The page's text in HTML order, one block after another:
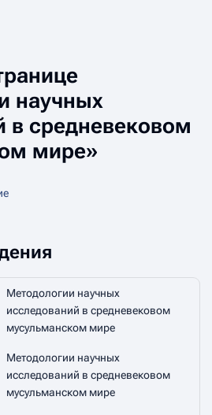
научных
в средневековом
мире»
Методологии научных
исследований в средневековом
мусульманском мире
Методологии научных
исследований в средневековом
мусульманском мире